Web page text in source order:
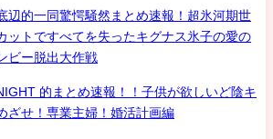
辺的一同驚愕騒然まとめ速報！超氷河期世
ットですべてを失ったキグナス氷子の愛の
ビー脱出大作戦
的まとめ速報！！子供が欲しいど陰キ
ざせ！専業主婦！婚活計画編